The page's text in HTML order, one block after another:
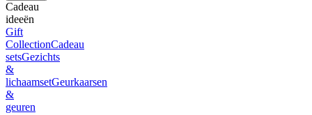
Cadeau
ideeën
Gift
CollectionCadeau
setsGezichts
&
lichaamsetGeurkaarsen
&
geuren